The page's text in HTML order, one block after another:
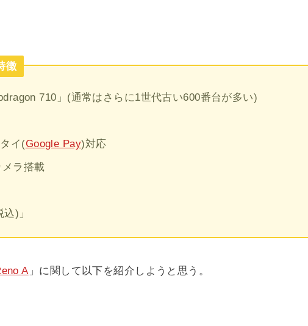
徴
710」(通常はさらに1世代古い600番台が多い)
イ(Google Pay)対応
ラ搭載
)」
A 」に関して以下を紹介しようと思う。